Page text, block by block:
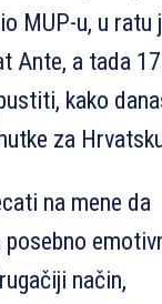
MUP-u, u ratu
Ante, a tada
kako
za
na mene da
način,